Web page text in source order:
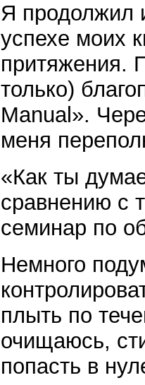
Я продолжил
успехе моих
притяжения.
только)
Manual».
меня
«Как ты
сравнению с
семинар по
Немного
плыть по
очищаюсь,
попасть в